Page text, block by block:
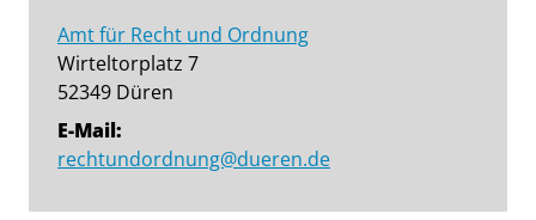
Amt für Recht und Ordnung
Wirteltorplatz 7
52349 Düren
E-Mail:
rechtundordnung@dueren.de